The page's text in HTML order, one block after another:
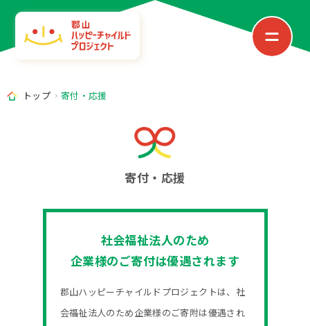
トップ 寄付・応援
寄付・応援
社会福祉法人のため
企業様のご寄付は優遇されます
郡山ハッピーチャイルドプロジェクトは、社
会福祉法人のため企業様のご寄附は優遇され